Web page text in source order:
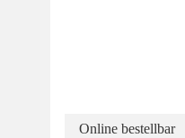
Online bestellbar